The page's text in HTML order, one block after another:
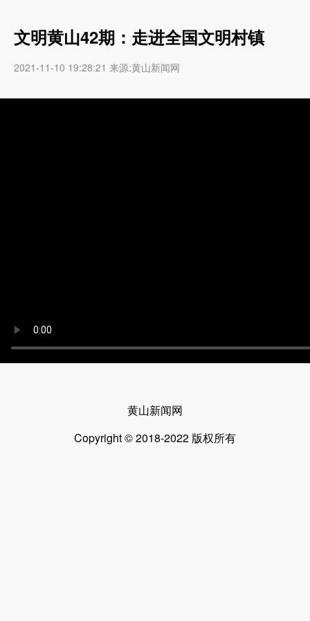
文明黄山42期：走进全国文明村镇
2021-11-10 19:28:21 来源:黄山新闻网
黄山新闻网
Copyright © 2018-2022 版权所有